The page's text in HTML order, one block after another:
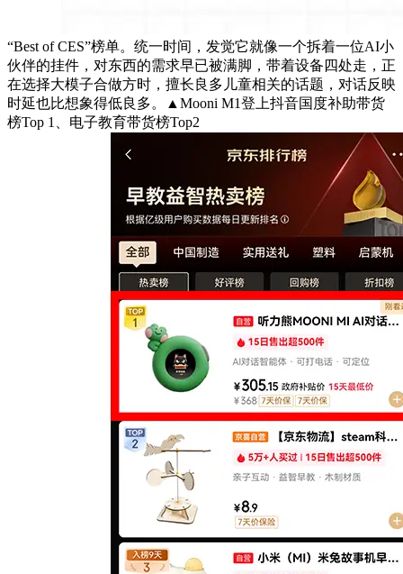
“Best of CES”榜单。统一时间，发觉它就像一个拆着一位AI小
伙伴的挂件，对东西的需求早已被满脚，带着设备四处走，正
在选择大模子合做方时，擅长良多儿童相关的话题，对话反映
时延也比想象得低良多。▲Mooni M1登上抖音国度补助带货
榜Top 1、电子教育带货榜Top2